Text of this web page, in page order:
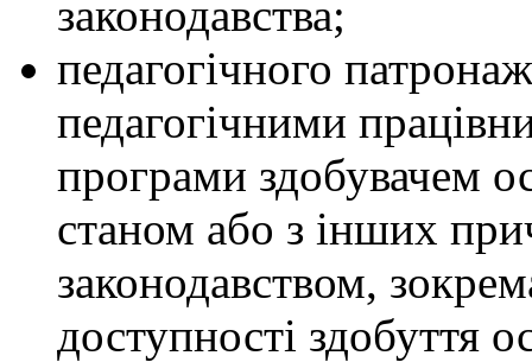
законодавства;
педагогічного
педагогічними
програми здобувачем
станом або з інших
законодавством,
доступності здобуття